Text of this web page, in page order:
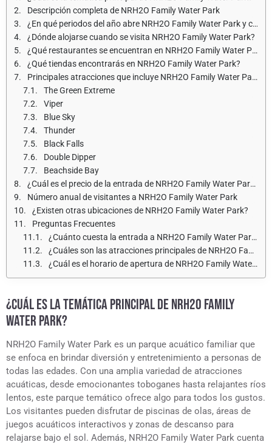
Descripción completa de NRH2O Family Water Park
¿En qué periodos del año abre NRH2O Family Water Park y cuáles son los horarios de apertura?
¿Dónde alojarse cuando se visita NRH2O Family Water Park?
¿Qué restaurantes se encuentran en NRH2O Family Water Park?
¿Qué tiendas encontrarás en NRH2O Family Water Park?
Principales atracciones que incluye NRH2O Family Water Park
The Green Extreme
Viper
Blue Sky
Thunder
Black Falls
Double Dipper
Beachside Bay
¿Cuál es el precio de la entrada de NRH2O Family Water Park para adultos y niños?
Número anual de visitantes a NRH2O Family Water Park
¿Existen otras ubicaciones de NRH2O Family Water Park?
Preguntas Frecuentes
¿Cuánto cuesta la entrada a NRH2O Family Water Park?
¿Cuáles son las atracciones principales de NRH2O Family Water Park?
¿Cuál es el horario de apertura de NRH2O Family Water Park?
¿CUÁL ES LA TEMÁTICA PRINCIPAL DE NRH2O FAMILY
WATER PARK?
NRH2O Family Water Park es un parque acuático familiar que
se enfoca en brindar diversión y entretenimiento a personas de
todas las edades. Con una amplia variedad de atracciones
acuáticas, desde emocionantes toboganes hasta relajantes ríos
lentos, este parque temático ofrece algo para todos los gustos.
Los visitantes pueden disfrutar de piscinas de olas, áreas de
juegos acuáticos interactivos y zonas de descanso para
relajarse bajo el sol. Además, NRH2O Family Water Park cuenta